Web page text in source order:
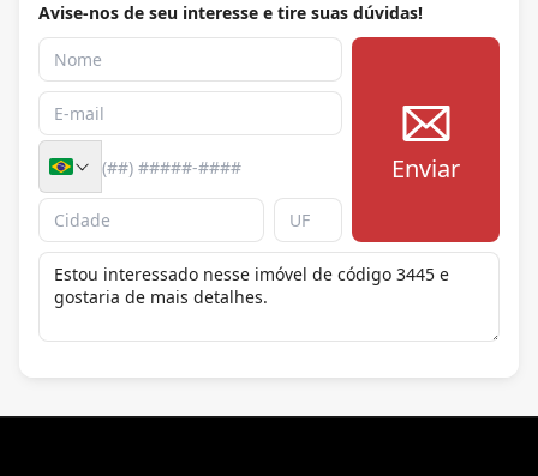
Avise-nos de seu interesse e tire suas dúvidas!
Enviar